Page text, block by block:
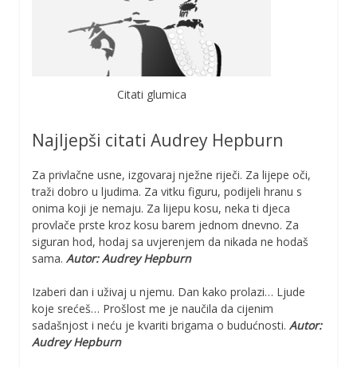
Citati glumica
Najljepši citati Audrey Hepburn
Za privlačne usne, izgovaraj nježne riječi. Za lijepe oči,
traži dobro u ljudima. Za vitku figuru, podijeli hranu s
onima koji je nemaju. Za lijepu kosu, neka ti djeca
provlače prste kroz kosu barem jednom dnevno. Za
siguran hod, hodaj sa uvjerenjem da nikada ne hodaš
sama. Autor: Audrey Hepburn
Izaberi dan i uživaj u njemu. Dan kako prolazi… Ljude
koje srećeš… Prošlost me je naučila da cijenim
sadašnjost i neću je kvariti brigama o budućnosti. Autor:
Audrey Hepburn